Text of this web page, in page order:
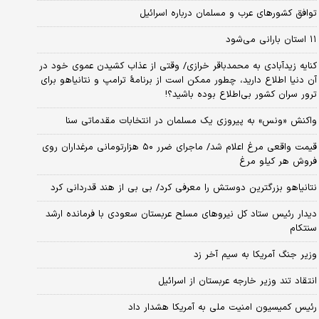
توافق کشورهای عرب و مسلمان درباره اسرائیل
۱۱ استان بارانی می‌شود
کنایه زیدآبادی به محمدباقر خرازی/ وقتی از عذاب کشیدن عموی خود در
آن دنیا اطلاع دارید، چطور ممکن است از برنامهٔ ترامپ و نتانیاهو برای
ترور سران کشور بی‌اطلاع بوده باشید؟!
واکنش «ونس» به پیروزی یک مسلمان در انتخابات مقدماتی سنا
قیمت واقعی مرغ اعلام شد/ ماجرای ضرر ۵۰ هزارتومانی مرغداران روی
فروش هر کیلو مرغ
نتانیاهو بزرگترین دوستش را معرفی کرد/ بی بی از هند قدردانی کرد
دیدار رئیس ستاد کل نیروهای مسلح عربستان سعودی با فرمانده ارشد
سنتکام
وزیر جنگ آمریکا به سیم آخر زد
انتقاد تند وزیر خارجه عربستان از اسرائیل
رئیس کمیسیون امنیت ملی به آمریکا هشدار داد